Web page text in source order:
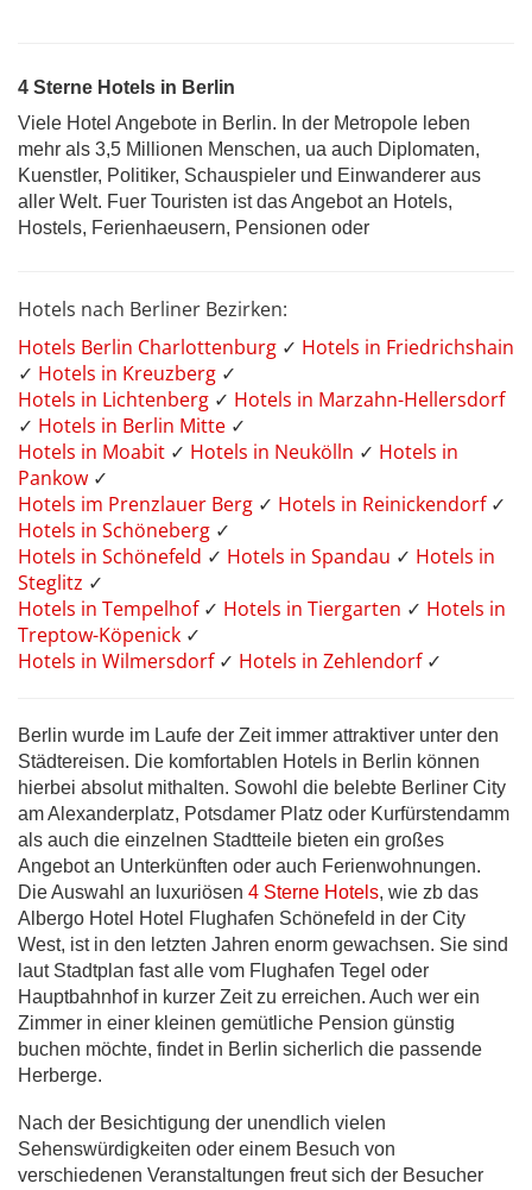
4 Sterne Hotels in Berlin
Viele Hotel Angebote in Berlin. In der Metropole leben
mehr als 3,5 Millionen Menschen, ua auch Diplomaten,
Kuenstler, Politiker, Schauspieler und Einwanderer aus
aller Welt. Fuer Touristen ist das Angebot an Hotels,
Hostels, Ferienhaeusern, Pensionen oder
Hotels nach Berliner Bezirken:
Hotels Berlin Charlottenburg ✓ Hotels in Friedrichshain
✓ Hotels in Kreuzberg ✓
Hotels in Lichtenberg ✓ Hotels in Marzahn-Hellersdorf
✓ Hotels in Berlin Mitte ✓
Hotels in Moabit ✓ Hotels in Neukölln ✓ Hotels in
Pankow ✓
Hotels im Prenzlauer Berg ✓ Hotels in Reinickendorf ✓
Hotels in Schöneberg ✓
Hotels in Schönefeld ✓ Hotels in Spandau ✓ Hotels in
Steglitz ✓
Hotels in Tempelhof ✓ Hotels in Tiergarten ✓ Hotels in
Treptow-Köpenick ✓
Hotels in Wilmersdorf ✓ Hotels in Zehlendorf✓
Berlin wurde im Laufe der Zeit immer attraktiver unter den
Städtereisen. Die komfortablen Hotels in Berlin können
hierbei absolut mithalten. Sowohl die belebte Berliner City
am Alexanderplatz, Potsdamer Platz oder Kurfürstendamm
als auch die einzelnen Stadtteile bieten ein großes
Angebot an Unterkünften oder auch Ferienwohnungen.
Die Auswahl an luxuriösen 4 Sterne Hotels, wie zb das
Albergo Hotel Hotel Flughafen Schönefeld in der City
West, ist in den letzten Jahren enorm gewachsen. Sie sind
laut Stadtplan fast alle vom Flughafen Tegel oder
Hauptbahnhof in kurzer Zeit zu erreichen. Auch wer ein
Zimmer in einer kleinen gemütliche Pension günstig
buchen möchte, findet in Berlin sicherlich die passende
Herberge.
Nach der Besichtigung der unendlich vielen
Sehenswürdigkeiten oder einem Besuch von
verschiedenen Veranstaltungen freut sich der Besucher